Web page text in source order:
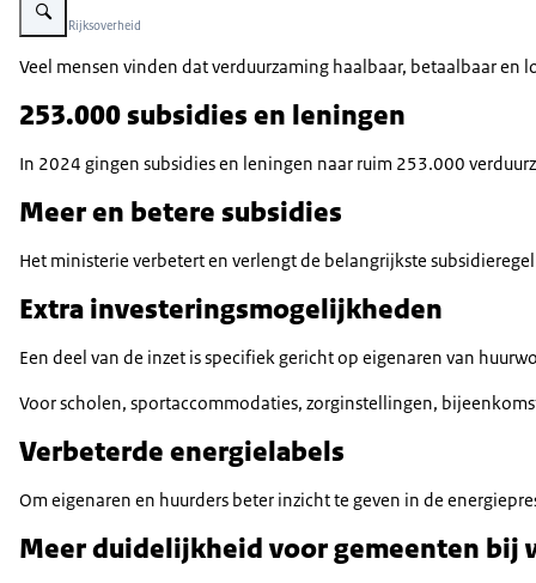
Beeld: © Rijksoverheid
Veel mensen vinden dat verduurzaming haalbaar, betaalbaar
253.000 subsidies en leningen
In 2024 gingen subsidies en leningen naar ruim 253.000
Meer en betere subsidies
Het ministerie verbetert en verlengt de belangrijkste
Extra investeringsmogelijkheden
Een deel van de inzet is specifiek gericht op eigenaren van
Voor scholen, sportaccommodaties, zorginstellingen,
Verbeterde energielabels
Om eigenaren en huurders beter inzicht te geven in de
Meer duidelijkheid voor gemeenten bij